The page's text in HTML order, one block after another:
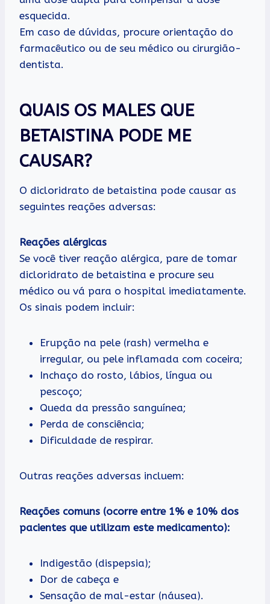
esquecida.
Em caso de dúvidas, procure orientação do
farmacêutico ou de seu médico ou cirurgião-
dentista.
QUAIS OS MALES QUE
BETAISTINA PODE ME
CAUSAR?
O dicloridrato de betaistina pode causar as
seguintes reações adversas:
Reações alérgicas
Se você tiver reação alérgica, pare de tomar
dicloridrato de betaistina e procure seu
médico ou vá para o hospital imediatamente.
Os sinais podem incluir:
Erupção na pele (rash) vermelha e
irregular, ou pele inflamada com coceira;
Inchaço do rosto, lábios, língua ou
pescoço;
Queda da pressão sanguínea;
Perda de consciência;
Dificuldade de respirar.
Outras reações adversas incluem:
Reações comuns (ocorre entre 1% e 10% dos
pacientes que utilizam este medicamento):
Indigestão (dispepsia);
Dor de cabeça e
Sensação de mal-estar (náusea).